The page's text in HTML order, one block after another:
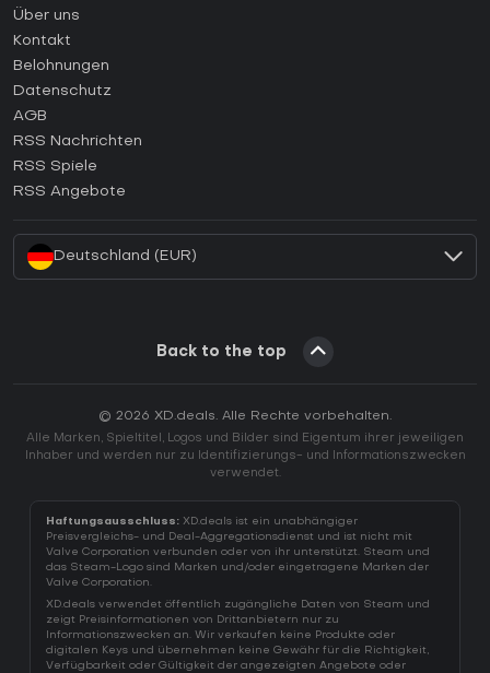
Anleitungen
Wie aktiviert man einen Steam CD Key?
Wie aktiviert man einen Epic Games CD Key?
Wie aktiviert man einen GOG CD Key?
Wie aktiviert man einen Ubisoft Connect CD Key?
Wie aktiviert man einen EA App CD Key?
Über uns
Kontakt
Belohnungen
Datenschutz
AGB
RSS Nachrichten
RSS Spiele
RSS Angebote
Deutschland (EUR)
Back to the top
© 2026 XD.deals. Alle Rechte vorbehalten.
Alle Marken, Spieltitel, Logos und Bilder sind Eigentum ihrer jeweiligen
Inhaber und werden nur zu Identifizierungs- und Informationszwecken
verwendet.
Haftungsausschluss: XD.deals ist ein unabhängiger
Preisvergleichs- und Deal-Aggregationsdienst und ist nicht mit
Valve Corporation verbunden oder von ihr unterstützt. Steam und
das Steam-Logo sind Marken und/oder eingetragene Marken der
Valve Corporation.
XD.deals verwendet öffentlich zugängliche Daten von Steam und
zeigt Preisinformationen von Drittanbietern nur zu
Informationszwecken an. Wir verkaufen keine Produkte oder
digitalen Keys und übernehmen keine Gewähr für die Richtigkeit,
Verfügbarkeit oder Gültigkeit der angezeigten Angebote oder